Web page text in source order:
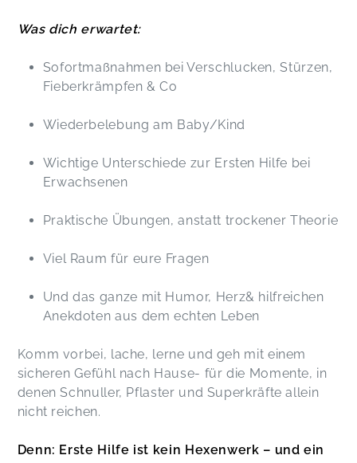
Was dich erwartet:
Sofortmaßnahmen bei Verschlucken, Stürzen,
Fieberkrämpfen & Co
Wiederbelebung am Baby/Kind
Wichtige Unterschiede zur Ersten Hilfe bei
Erwachsenen
Praktische Übungen, anstatt trockener Theorie
Viel Raum für eure Fragen
Und das ganze mit Humor, Herz& hilfreichen
Anekdoten aus dem echten Leben
Komm vorbei, lache, lerne und geh mit einem
sicheren Gefühl nach Hause- für die Momente, in
denen Schnuller, Pflaster und Superkräfte allein
nicht reichen.
Denn: Erste Hilfe ist kein Hexenwerk – und ein